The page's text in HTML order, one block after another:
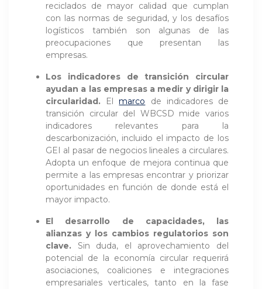
reciclados de mayor calidad que cumplan
con las normas de seguridad, y los desafíos
logísticos también son algunas de las
preocupaciones que presentan las
empresas.
Los indicadores de transición circular
ayudan a las empresas a medir y dirigir la
circularidad. Elmarco de indicadores de
transición circular del WBCSD mide varios
indicadores relevantes para la
descarbonización, incluido el impacto de los
GEI al pasar de negocios lineales a circulares.
Adopta un enfoque de mejora continua que
permite a las empresas encontrar y priorizar
oportunidades en función de donde está el
mayor impacto.
El desarrollo de capacidades, las
alianzas y los cambios regulatorios son
clave. Sin duda, el aprovechamiento del
potencial de la economía circular requerirá
asociaciones, coaliciones e integraciones
empresariales verticales, tanto en la fase